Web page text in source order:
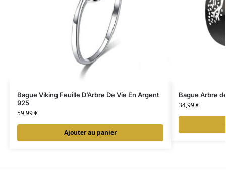
Bague Viking Feuille D’Arbre De Vie En Argent
925
59,99€
Ajouter au panier
Bague Arbre
34,99€